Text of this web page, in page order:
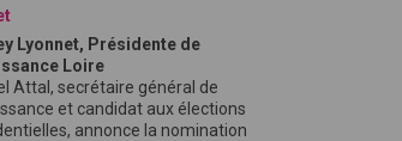
Lyonnet, Présidente de
Loire
Attal, secrétaire général de
et candidat aux élections
annonce la nomination